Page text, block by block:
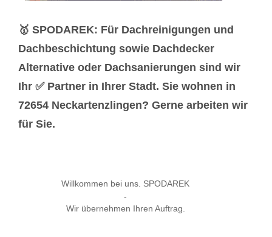
🥇 SPODAREK: Für Dachreinigungen und
Dachbeschichtung sowie Dachdecker
Alternative oder Dachsanierungen sind wir
Ihr ✅ Partner in Ihrer Stadt. Sie wohnen in
72654 Neckartenzlingen? Gerne arbeiten wir
für Sie.
Willkommen bei uns. SPODAREK
-
Wir übernehmen Ihren Auftrag.